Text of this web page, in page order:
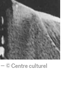
— © Centre culturel